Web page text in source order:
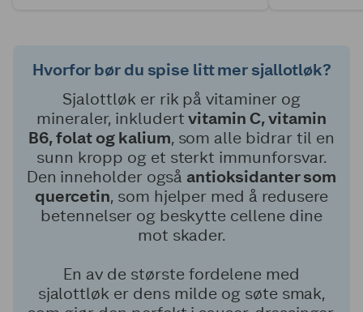
Hvorfor bør du spise litt mer sjallotløk?
Sjalottløk er rik på vitaminer og
mineraler, inkludertvitamin C, vitamin
B6, folat og kalium, som alle bidrar til en
sunn kropp og et sterkt immunforsvar.
Den inneholder også antioksidanter som
quercetin, som hjelper med å redusere
betennelser og beskytte cellene dine
mot skader.
En av de største fordelene med
sjalottløk er dens milde og søte smak,